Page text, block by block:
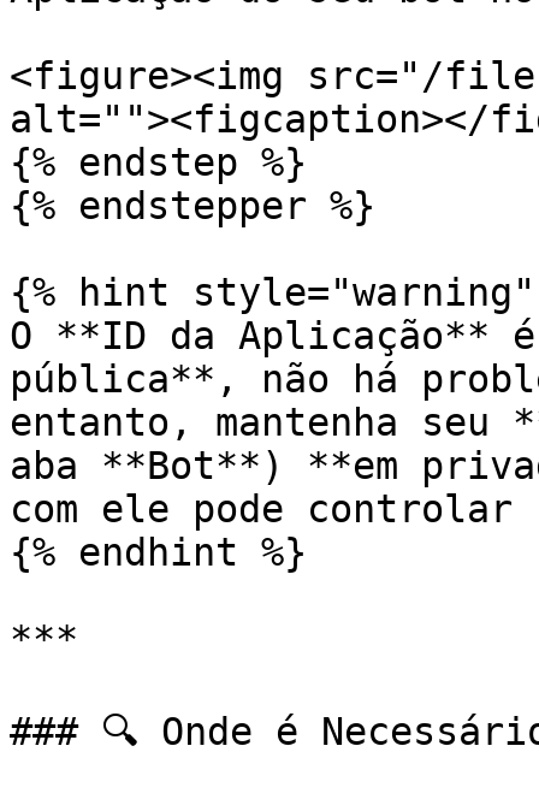
<figure><img src="/files/
alt=""><figcaption></
{% endstep %}
{% endstepper %}
{% hint style="warning"
O **ID da Aplicação**
pública**, não há
entanto, mantenha seu
aba **Bot**) **em
com ele pode controlar
{% endhint %}
***
### 🔍 Onde é